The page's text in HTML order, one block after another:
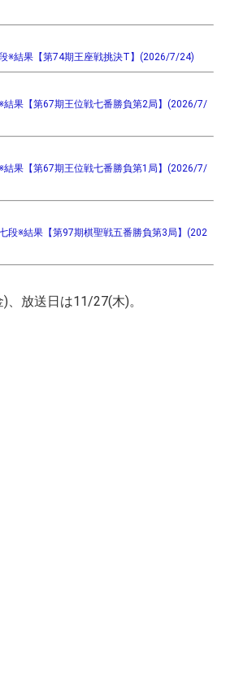
※結果【第74期王座戦挑決T】(2026/7/24)
結果【第67期王位戦七番勝負第2局】(2026/7/
結果【第67期王位戦七番勝負第1局】(2026/7/
段※結果【第97期棋聖戦五番勝負第3局】(202
放送日は11/27(木)。